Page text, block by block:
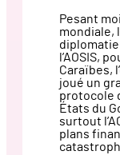
Pesant
mondiale,
l’AOSIS,
Caraïbes,
joué un
protocole
États du
surtout
plans